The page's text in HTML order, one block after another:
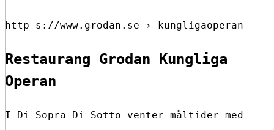
http s://www.grodan.se › kungligaoperan
Restaurang Grodan Kungliga
Operan
I Di Sopra Di Sotto venter måltider med